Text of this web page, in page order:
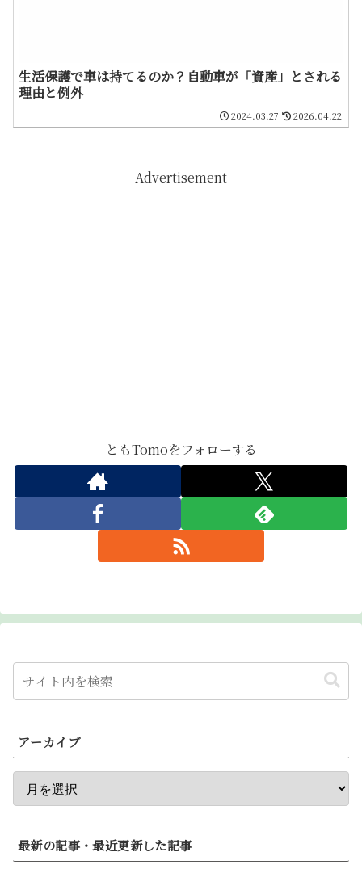
生活保護で車は持てるのか？自動車が「資産」とされる
理由と例外
2024.03.27 2026.04.22
Advertisement
ともTomoをフォローする
アーカイブ
最新の記事・最近更新した記事